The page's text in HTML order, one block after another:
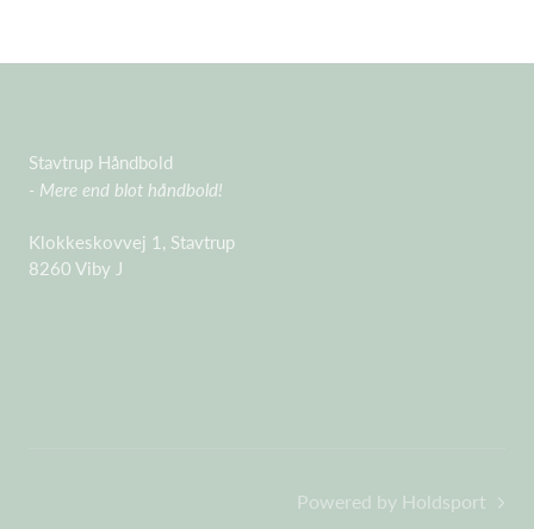
Stavtrup Håndbold
- Mere end blot håndbold!
Klokkeskovvej 1, Stavtrup
8260 Viby J
Powered by Holdsport